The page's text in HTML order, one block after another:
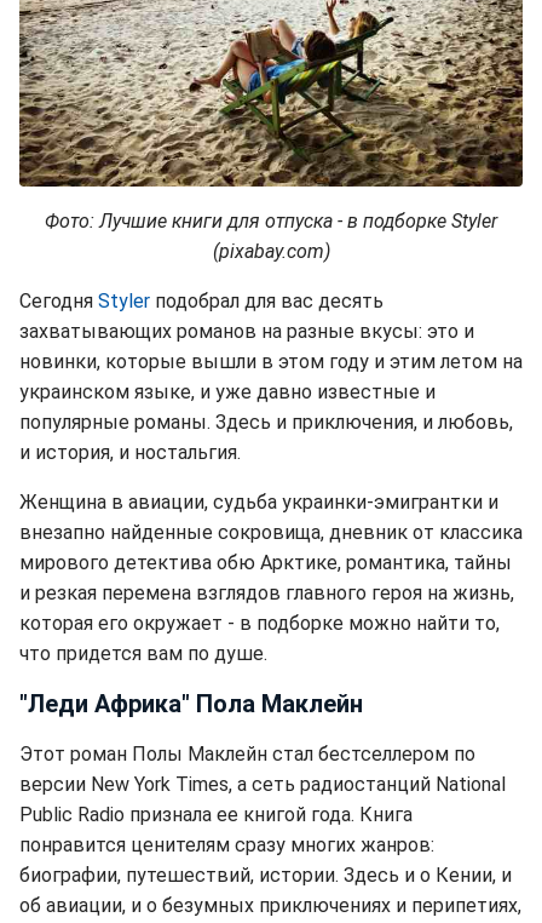
Фото: Лучшие книги для отпуска - в подборке Styler
(pixabay.com)
Сегодня Styler подобрал для вас десять
захватывающих романов на разные вкусы: это и
новинки, которые вышли в этом году и этим летом на
украинском языке, и уже давно известные и
популярные романы. Здесь и приключения, и любовь,
и история, и ностальгия.
Женщина в авиации, судьба украинки-эмигрантки и
внезапно найденные сокровища, дневник от классика
мирового детектива обю Арктике, романтика, тайны
и резкая перемена взглядов главного героя на жизнь,
которая его окружает - в подборке можно найти то,
что придется вам по душе.
"Леди Африка" Пола Маклейн
Этот роман Полы Маклейн стал бестселлером по
версии New York Times, а сеть радиостанций National
Public Radio признала ее книгой года. Книга
понравится ценителям сразу многих жанров:
биографии, путешествий, истории. Здесь и о Кении, и
об авиации, и о безумных приключениях и перипетиях,